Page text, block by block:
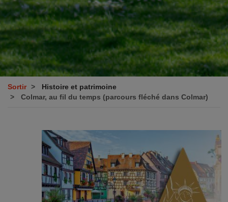
Sortir
Histoire et patrimoine
Colmar, au fil du temps (parcours fléché dans Colmar)
Image